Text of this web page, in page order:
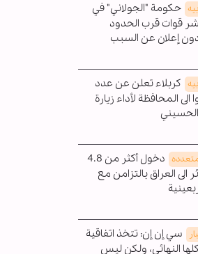
حكومة "الجولاني" في
قوات قرب الحدود
دون إعلان عن السبب
كربلاء تعلن عن عدد
الى المحافظة لأداء زيارة
الحسيني
دخول أكثر من 4.8
الى العراق بالتزامن مع
سي إن إن: تتخذ اتفاقية
النهائي، ولكن ليس